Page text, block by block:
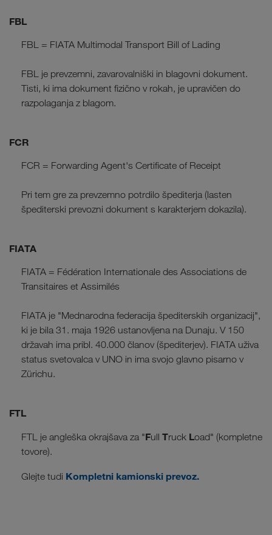
FBL
FBL = FIATA Multimodal Transport Bill of Lading
FBL je prevzemni, zavarovalniški in blagovni dokument.
Tisti, ki ima dokument fizično v rokah, je upravičen do
razpolaganja z blagom.
FCR
FCR = Forwarding Agent's Certificate of Receipt
Pri tem gre za prevzemno potrdilo špediterja (lasten
špediterski prevozni dokument s karakterjem dokazila).
FIATA
FIATA = Fédération Internationale des Associations de
Transitaires et Assimilés
FIATA je "Mednarodna federacija špediterskih organizacij",
ki je bila 31. maja 1926 ustanovljena na Dunaju. V 150
državah ima pribl. 40.000 članov (špediterjev). FIATA uživa
status svetovalca v UNO in ima svojo glavno pisarno v
Zürichu.
FTL
FTL je angleška okrajšava za "Full Truck Load" (kompletne
tovore).
Glejte tudi Kompletni kamionski prevoz.